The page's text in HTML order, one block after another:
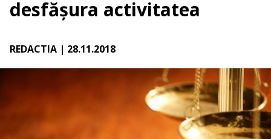
desfășura activitatea
REDACTIA | 28.11.2018